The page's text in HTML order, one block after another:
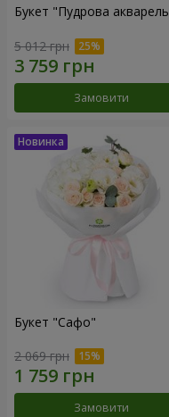
Букет "Пудрова
5 012 грн
Замовити
Букет "Сафо"
2 069 грн
Замовити